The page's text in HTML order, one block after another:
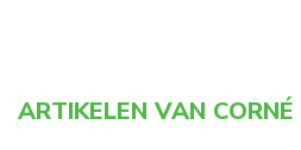
ARTIKELEN VAN CORNÉ